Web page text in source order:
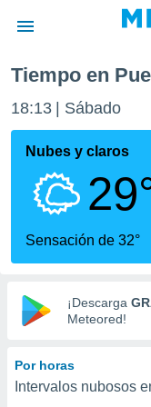
de
ha
calidad.
a este
las
y
digital
basada
Tiempo en
18:13 Sábado
Nubes y claros
Sensación de 32°
¡Descarga
Meteored!
Por horas
Intervalos nubosos